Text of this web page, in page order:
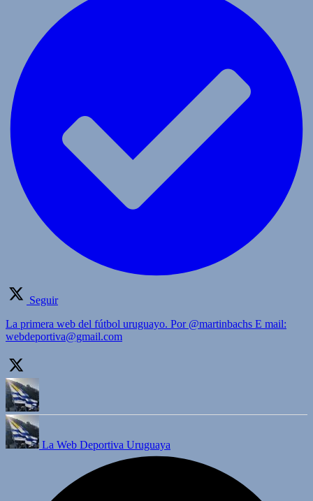
Seguir
La primera web del fútbol uruguayo. Por @martinbachs E mail:
webdeportiva@gmail.com
La Web Deportiva Uruguaya